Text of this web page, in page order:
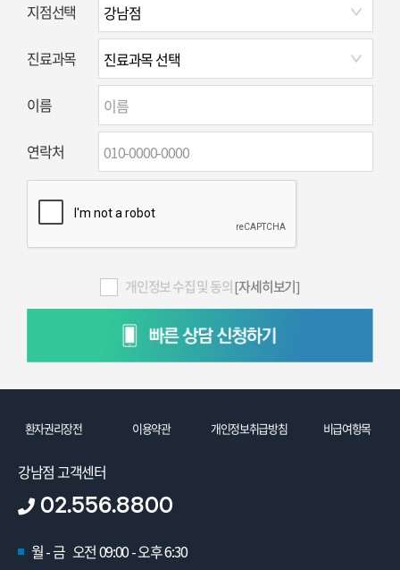
지점선택
진료과목
이름
연락처
개인정보 수집 및 동의[자세히보기]
환자권리장전 이용약관 개인정보취급방침 비급여항목
강남점 고객센터
02.556.8800
월 - 금 오전 09:00 - 오후 6:30